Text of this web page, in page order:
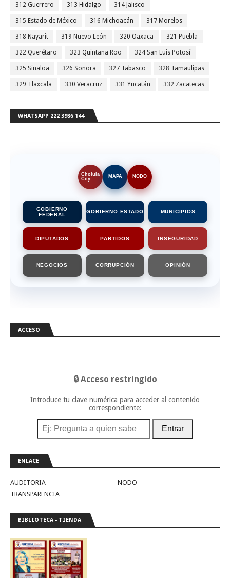
312 Guerrero 313 Hidalgo 314 Jalisco
315 Estado de México 316 Michoacán 317 Morelos
318 Nayarit 319 Nuevo León 320 Oaxaca 321 Puebla
322 Querétaro 323 Quintana Roo 324 San Luis Potosí
325 Sinaloa 326 Sonora 327 Tabasco 328 Tamaulipas
329 Tlaxcala 330 Veracruz 331 Yucatán 332 Zacatecas
WHATSAPP 222 3986 144
Cholula
City
MAPA NODO
GOBIERNO
FEDERAL
GOBIERNO ESTADO MUNICIPIOS
DIPUTADOS PARTIDOS INSEGURIDAD
NEGOCIOS CORRUPCIÓN OPINIÓN
ACCESO
🔒 Acceso restringido
Introduce tu clave numérica para acceder al contenido
correspondiente:
Entrar
ENLACE
AUDITORIA
NODO
TRANSPARENCIA
BIBLIOTECA - TIENDA